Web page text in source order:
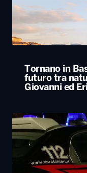
Tornano in
futuro tra
Giovanni ed